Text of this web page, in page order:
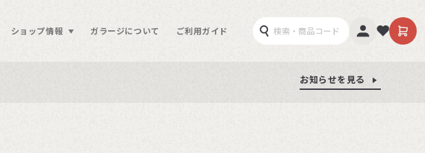
ショップ情報 ガラージについて ご利用ガイド
お知らせを見る
お知らせを見る
お知らせを見る